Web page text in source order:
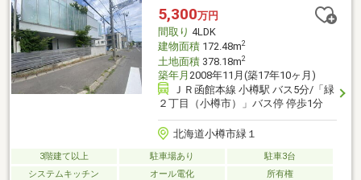
的な都市ガスエコジョーズ♪■キッチンやユーティリティは幅1ｍ
以上あり、家事をしやすい間取♪■トイレは1・2階に2ヶ所あり♪
5,300万円
間取り 4LDK
建物面積172.48m2
土地面積378.18m2
築年月 2008年11月(築17年10ヶ月)
ＪＲ函館本線 小樽駅 バス5分/「緑
２丁目（小樽市）」バス停 停歩1分
北海道小樽市緑１
3階建て以上 駐車場あり
駐車3台
システムキッチン
オール電化 所有権